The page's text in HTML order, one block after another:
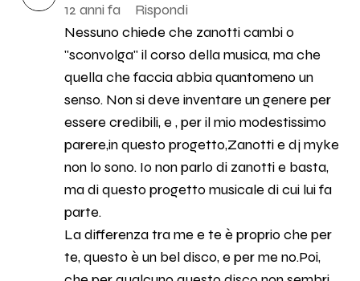
12 anni fa
Rispondi
Nessuno chiede che zanotti cambi o
"sconvolga" il corso della musica, ma che
quella che faccia abbia quantomeno un
senso. Non si deve inventare un genere per
essere credibili, e , per il mio modestissimo
parere,in questo progetto,Zanotti e dj myke
non lo sono. Io non parlo di zanotti e basta,
ma di questo progetto musicale di cui lui fa
parte.
La differenza tra me e te è proprio che per
te, questo è un bel disco, e per me no.Poi,